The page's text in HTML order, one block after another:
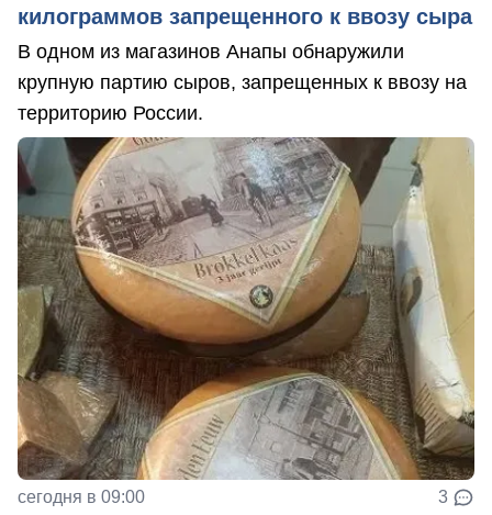
килограммов запрещенного к ввозу сыра
В одном из магазинов Анапы обнаружили
крупную партию сыров, запрещенных к ввозу на
территорию России.
сегодня в 09:00 3